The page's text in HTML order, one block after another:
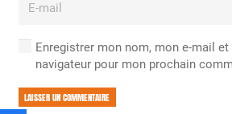
Enregistrer mon nom, mon e-mail
navigateur pour mon prochain
LAISSER UN COMMENTAIRE